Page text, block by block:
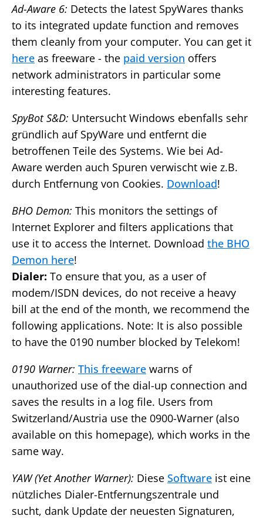
Ad-Aware 6: Detects the latest SpyWares thanks
to its integrated update function and removes
them cleanly from your computer. You can get it
here as freeware - the paid version offers
network administrators in particular some
interesting features.
SpyBot S&D: Untersucht Windows ebenfalls sehr
gründlich auf SpyWare und entfernt die
betroffenen Teile des Systems. Wie bei Ad-
Aware werden auch Spuren verwischt wie z.B.
durch Entfernung von Cookies. Download!
BHO Demon: This monitors the settings of
Internet Explorer and filters applications that
use it to access the Internet. Download the BHO
Demon here!
Dialer: To ensure that you, as a user of
modem/ISDN devices, do not receive a heavy
bill at the end of the month, we recommend the
following applications. Note: It is also possible
to have the 0190 number blocked by Telekom!
0190 Warner: This freeware warns of
unauthorized use of the dial-up connection and
saves the results in a log file. Users from
Switzerland/Austria use the 0900-Warner (also
available on this homepage), which works in the
same way.
YAW (Yet Another Warner): Diese Software ist eine
nützliches Dialer-Entfernungszentrale und
sucht, dank Update der neuesten Signaturen,